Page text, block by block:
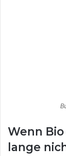
Wenn
lange